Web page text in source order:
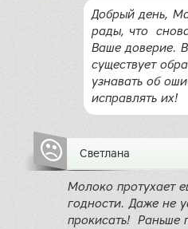
Добрый день,
рады, что
Ваше доверие.
существует
узнавать об
исправлять их!
Светлана
Молоко протухает
годности. Даже не
прокисать! Раньше